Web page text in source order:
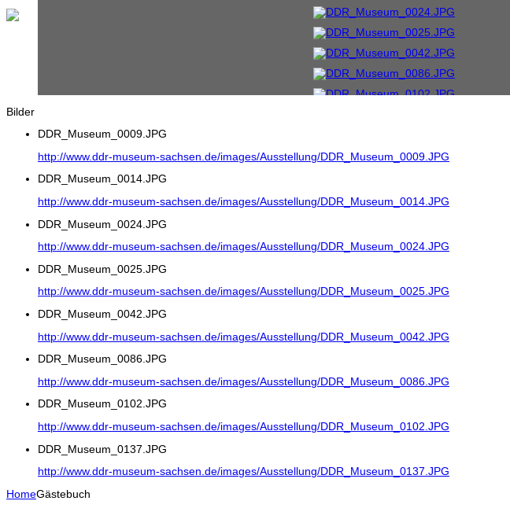
Bilder
DDR_Museum_0009.JPG
http://www.ddr-museum-sachsen.de/images/Ausstellung/DDR_Museum_0009.JPG
DDR_Museum_0014.JPG
http://www.ddr-museum-sachsen.de/images/Ausstellung/DDR_Museum_0014.JPG
DDR_Museum_0024.JPG
http://www.ddr-museum-sachsen.de/images/Ausstellung/DDR_Museum_0024.JPG
DDR_Museum_0025.JPG
http://www.ddr-museum-sachsen.de/images/Ausstellung/DDR_Museum_0025.JPG
DDR_Museum_0042.JPG
http://www.ddr-museum-sachsen.de/images/Ausstellung/DDR_Museum_0042.JPG
DDR_Museum_0086.JPG
http://www.ddr-museum-sachsen.de/images/Ausstellung/DDR_Museum_0086.JPG
DDR_Museum_0102.JPG
http://www.ddr-museum-sachsen.de/images/Ausstellung/DDR_Museum_0102.JPG
DDR_Museum_0137.JPG
http://www.ddr-museum-sachsen.de/images/Ausstellung/DDR_Museum_0137.JPG
HomeGästebuch